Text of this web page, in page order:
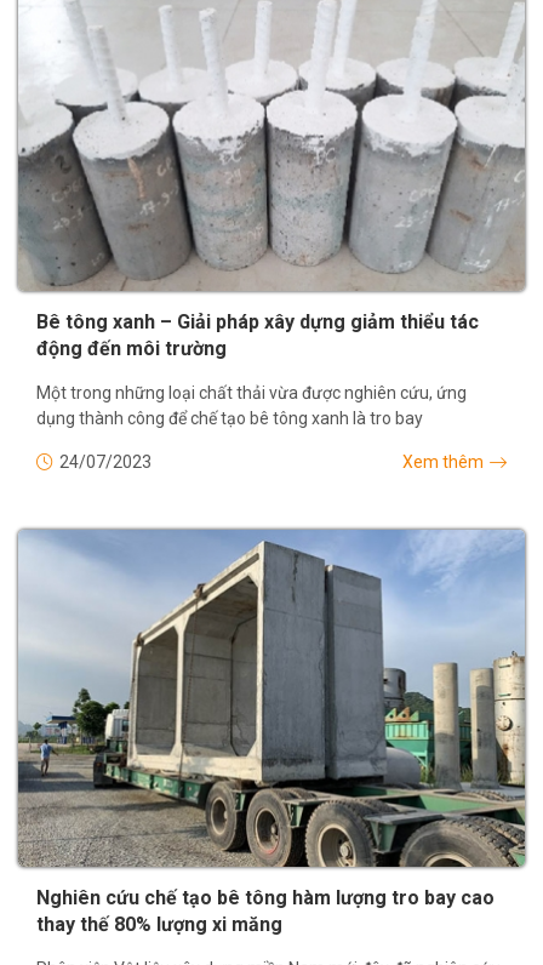
Bê tông xanh – Giải pháp xây dựng giảm thiểu tác
động đến môi trường
Một trong những loại chất thải vừa được nghiên cứu, ứng
dụng thành công để chế tạo bê tông xanh là tro bay
24/07/2023 Xem thêm
Nghiên cứu chế tạo bê tông hàm lượng tro bay cao
thay thế 80% lượng xi măng